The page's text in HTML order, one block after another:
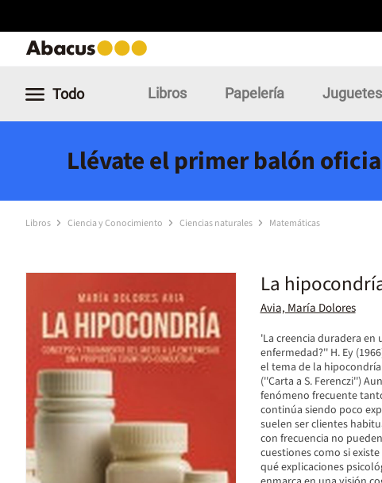
Todo Libros Papelería Juguetes
Llévate el primer balón
Libros Ciencia y Conocimiento Ciencias naturales Matemáticas
La
Avia, María Dolores
'La creencia duradera en
enfermedad?'' H. Ey
el tema de la
(''Carta a S. Ferenczi'')
fenómeno frecuente
continúa siendo poco
suelen ser clientes
con frecuencia no
cuestiones como si
qué explicaciones